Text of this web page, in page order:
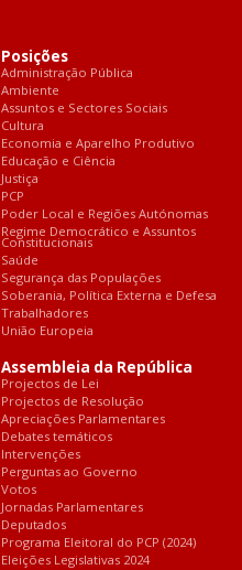
Posições
Administração Pública
Ambiente
Assuntos e Sectores Sociais
Cultura
Economia e Aparelho Produtivo
Educação e Ciência
Justiça
PCP
Poder Local e Regiões Autónomas
Regime Democrático e Assuntos
Constitucionais
Saúde
Segurança das Populações
Soberania, Política Externa e Defesa
Trabalhadores
União Europeia
Assembleia da República
Projectos de Lei
Projectos de Resolução
Apreciações Parlamentares
Debates temáticos
Intervenções
Perguntas ao Governo
Votos
Jornadas Parlamentares
Deputados
Programa Eleitoral do PCP (2024)
Eleições Legislativas 2024